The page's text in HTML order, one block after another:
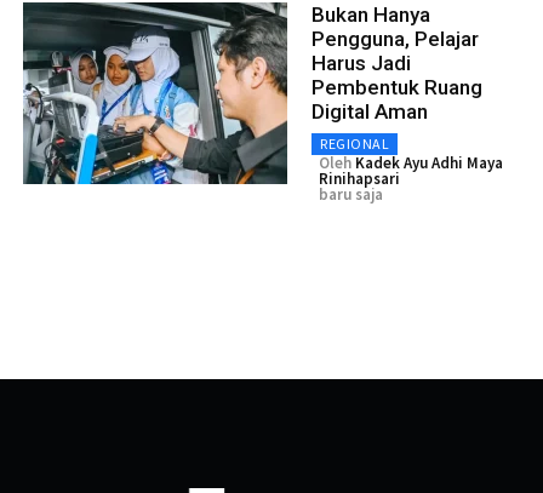
Bukan Hanya
Pengguna, Pelajar
Harus Jadi
Pembentuk Ruang
Digital Aman
REGIONAL
Oleh Kadek Ayu Adhi Maya
Rinihapsari
baru saja